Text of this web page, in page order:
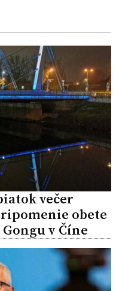
večer
obete
v Číne